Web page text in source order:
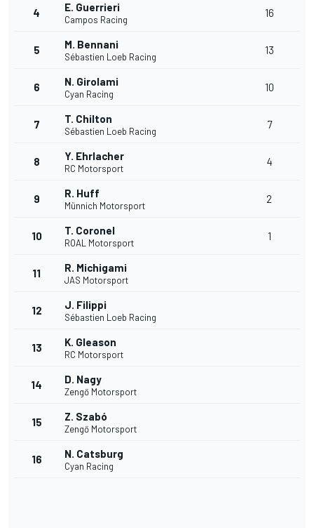
4 E. Guerrieri
Campos Racing
16
5 M. Bennani
Sébastien Loeb Racing
13
6 N. Girolami
Cyan Racing
10
7 T. Chilton
Sébastien Loeb Racing
7
8 Y. Ehrlacher
RC Motorsport
4
9 R. Huff
Münnich Motorsport
2
10 T. Coronel
ROAL Motorsport
1
11 R. Michigami
JAS Motorsport
12 J. Filippi
Sébastien Loeb Racing
13 K. Gleason
RC Motorsport
14 D. Nagy
Zengő Motorsport
15 Z. Szabó
Zengő Motorsport
16 N. Catsburg
Cyan Racing